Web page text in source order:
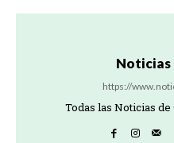
Noticias
https://
Todas las Noticias de